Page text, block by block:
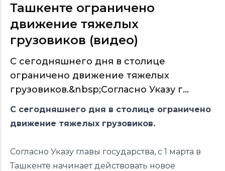
Ташкенте ограничено
движение тяжелых
грузовиков (видео)
С сегодняшнего дня в столице
ограничено движение тяжелых
грузовиков.&nbsp;Согласно Указу г...
С сегодняшнего дня в столице ограничено
движение тяжелых грузовиков.
Согласно Указу главы государства, с 1 марта в
Ташкенте начинает действовать новое